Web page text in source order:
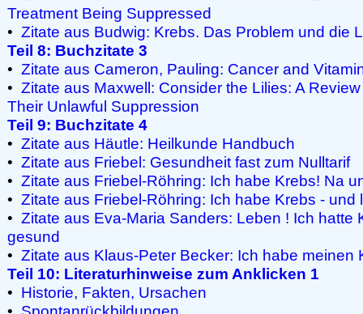
Treatment Being Suppressed
• Zitate aus Budwig: Krebs. Das Problem und die
Teil 8: Buchzitate 3
• Zitate aus Cameron, Pauling: Cancer and
• Zitate aus Maxwell: Consider the Lilies: A
Their Unlawful Suppression
Teil 9: Buchzitate 4
• Zitate aus Häutle: Heilkunde Handbuch
• Zitate aus Friebel: Gesundheit fast zum Nulltarif
• Zitate aus Friebel-Röhring: Ich habe Krebs! Na
• Zitate aus Friebel-Röhring: Ich habe Krebs - und
• Zitate aus Eva-Maria Sanders: Leben ! Ich hatte
gesund
• Zitate aus Klaus-Peter Becker: Ich habe meinen
Teil 10: Literaturhinweise zum Anklicken 1
• Historie, Fakten, Ursachen